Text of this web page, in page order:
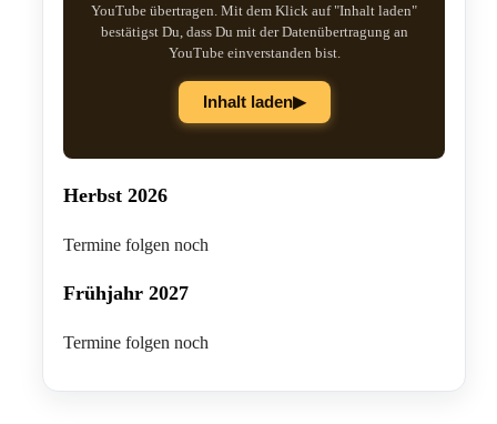
YouTube übertragen. Mit dem Klick auf "Inhalt laden"
bestätigst Du, dass Du mit der Datenübertragung an
YouTube einverstanden bist.
Inhalt laden▶
Herbst 2026
Termine folgen noch
Frühjahr 2027
Termine folgen noch